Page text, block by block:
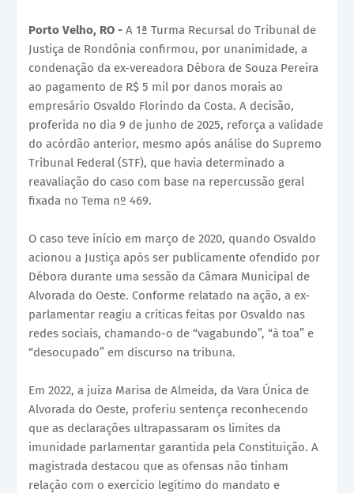
Porto Velho, RO - A 1ª Turma Recursal do Tribunal de
Justiça de Rondônia confirmou, por unanimidade, a
condenação da ex-vereadora Débora de Souza Pereira
ao pagamento de R$ 5 mil por danos morais ao
empresário Osvaldo Florindo da Costa. A decisão,
proferida no dia 9 de junho de 2025, reforça a validade
do acórdão anterior, mesmo após análise do Supremo
Tribunal Federal (STF), que havia determinado a
reavaliação do caso com base na repercussão geral
fixada no Tema nº 469.
O caso teve início em março de 2020, quando Osvaldo
acionou a Justiça após ser publicamente ofendido por
Débora durante uma sessão da Câmara Municipal de
Alvorada do Oeste. Conforme relatado na ação, a ex-
parlamentar reagiu a críticas feitas por Osvaldo nas
redes sociais, chamando-o de “vagabundo”, “à toa” e
“desocupado” em discurso na tribuna.
Em 2022, a juíza Marisa de Almeida, da Vara Única de
Alvorada do Oeste, proferiu sentença reconhecendo
que as declarações ultrapassaram os limites da
imunidade parlamentar garantida pela Constituição. A
magistrada destacou que as ofensas não tinham
relação com o exercício legítimo do mandato e